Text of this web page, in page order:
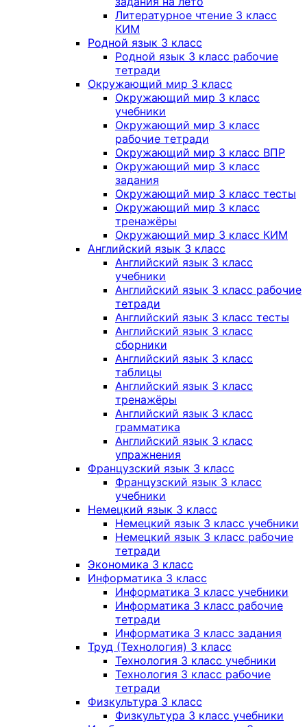
Литературное чтение 3 класс
КИМ
Родной язык 3 класс
Родной язык 3 класс рабочие
тетради
Окружающий мир 3 класс
Окружающий мир 3 класс
учебники
Окружающий мир 3 класс
рабочие тетради
Окружающий мир 3 класс ВПР
Окружающий мир 3 класс
задания
Окружающий мир 3 класс тесты
Окружающий мир 3 класс
тренажёры
Окружающий мир 3 класс КИМ
Английский язык 3 класс
Английский язык 3 класс
учебники
Английский язык 3 класс рабочие
тетради
Английский язык 3 класс тесты
Английский язык 3 класс
сборники
Английский язык 3 класс
таблицы
Английский язык 3 класс
тренажёры
Английский язык 3 класс
грамматика
Английский язык 3 класс
упражнения
Французский язык 3 класс
Французский язык 3 класс
учебники
Немецкий язык 3 класс
Немецкий язык 3 класс учебники
Немецкий язык 3 класс рабочие
тетради
Экономика 3 класс
Информатика 3 класс
Информатика 3 класс учебники
Информатика 3 класс рабочие
тетради
Информатика 3 класс задания
Труд (Технология) 3 класс
Технология 3 класс учебники
Технология 3 класс рабочие
тетради
Физкультура 3 класс
Физкультура 3 класс учебники